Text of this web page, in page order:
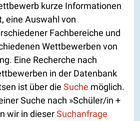
kurze Informationen
eine Auswahl von
Fachbereiche und
Wettbewerben von
Eine Recherche nach
in der Datenbank
ist über die Suche möglich.
Suche nach »Schüler/in +
wir in dieserSuchanfrage